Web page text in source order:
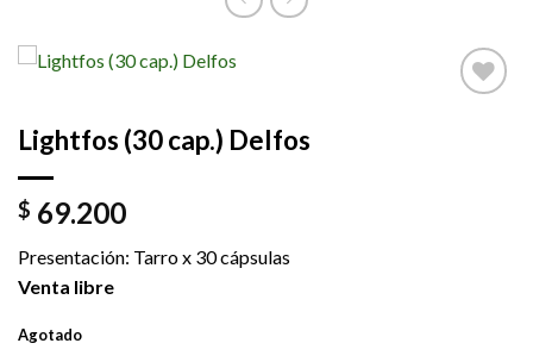
Lightfos (30 cap.) Delfos
$ 69.200
Presentación: Tarro x 30 cápsulas
Venta libre
Agotado